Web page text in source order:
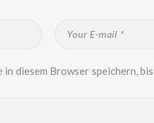
diesem Browser speichern,